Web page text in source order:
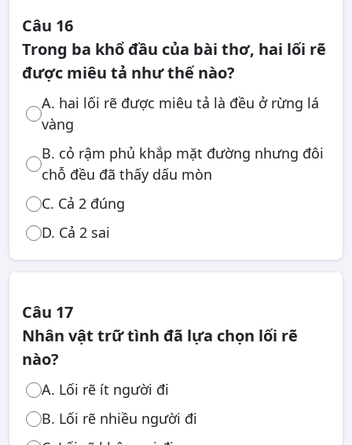
Câu 16
Trong ba khổ đầu của bài thơ, hai lối rẽ
được miêu tả như thế nào?
A. hai lối rẽ được miêu tả là đều ở rừng lá
vàng
B. cỏ rậm phủ khắp mặt đường nhưng đôi
chỗ đều đã thấy dấu mòn
C. Cả 2 đúng
D. Cả 2 sai
Câu 17
Nhân vật trữ tình đã lựa chọn lối rẽ
nào?
A. Lối rẽ ít người đi
B. Lối rẽ nhiều người đi